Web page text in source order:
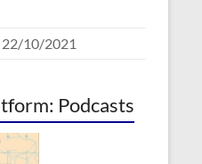
22/10/2021
Podcasts